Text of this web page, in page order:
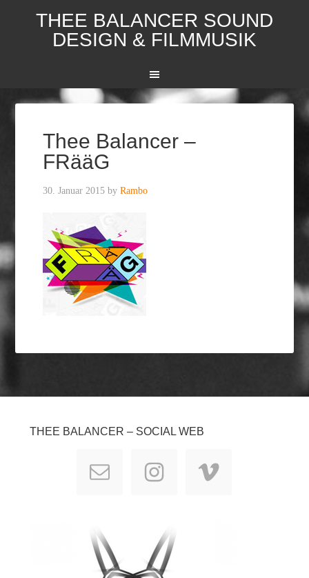
THEE BALANCER SOUND
DESIGN & FILMMUSIK
Thee Balancer –
FRääG
30. Januar 2015 byRambo
THEE BALANCER – SOCIAL WEB